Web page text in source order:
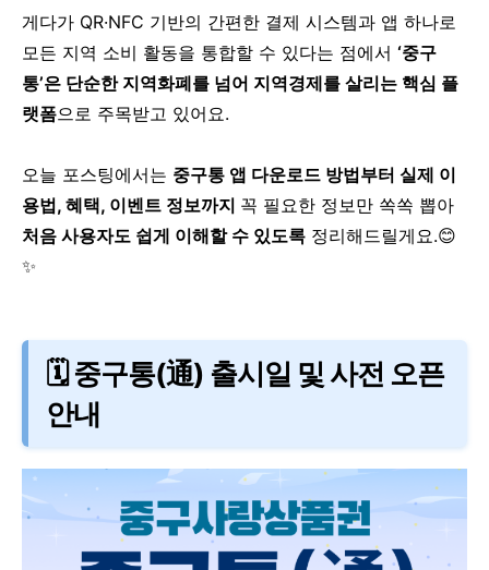
게다가 QR·NFC 기반의 간편한 결제 시스템과 앱 하나로
모든 지역 소비 활동을 통합할 수 있다는 점에서 ‘중구
통’은 단순한 지역화폐를 넘어 지역경제를 살리는 핵심 플
랫폼으로 주목받고 있어요.
오늘 포스팅에서는 중구통 앱 다운로드 방법부터 실제 이
용법, 혜택, 이벤트 정보까지 꼭 필요한 정보만 쏙쏙 뽑아
처음 사용자도 쉽게 이해할 수 있도록 정리해드릴게요.😊
✨
🗓️ 중구통(通) 출시일 및 사전 오픈
안내